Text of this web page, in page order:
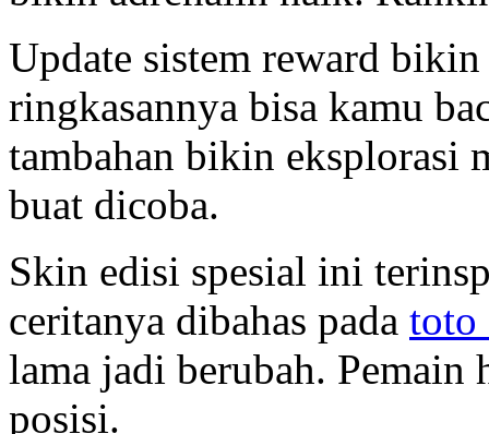
Update sistem reward
ringkasannya bisa kamu
tambahan bikin eksplorasi
buat dicoba.
Skin edisi spesial ini
ceritanya dibahas pada toto
lama jadi berubah. Pemain
posisi.